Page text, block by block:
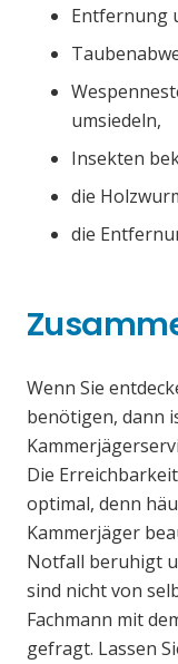
Entfernung
umsiedeln,
Insekten
die
die
Wenn Sie
benötigen, dann
Die
optimal, denn
Kammerjäger
Notfall beruhigt
sind nicht von
Fachmann mit
gefragt. Lassen